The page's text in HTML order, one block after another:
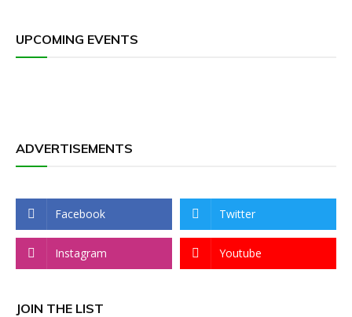
UPCOMING EVENTS
ADVERTISEMENTS
Facebook Twitter
Instagram Youtube
JOIN THE LIST